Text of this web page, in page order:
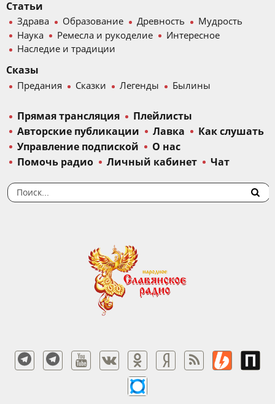
Статьи
Здрава Образование Древность
Мудрость
Наука
Ремесла и рукоделие
Интересное
Наследие и традиции
Сказы
Предания Сказки Легенды Былины
Прямая трансляция
Плейлисты
Авторские публикации
Лавка
Как слушать
Управление подпиской
О нас
Помочь радио
Личный кабинет Чат